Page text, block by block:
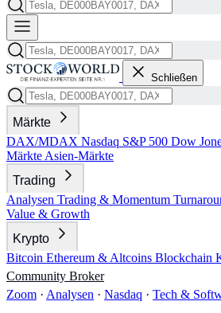
Schließen
Märkte
DAX/MDAX Nasdaq S&P 500 Dow
Märkte Asien-Märkte
Trading
Analysen Trading & Momentum
Value & Growth
Krypto
Bitcoin Ethereum & Altcoins Blockchain
Community Broker
Zoom · Analysen · Nasdaq · Tech &